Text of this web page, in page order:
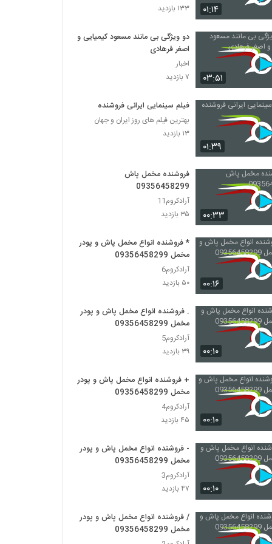
۱,۶۹۱ بازدید
دانلود فیلم را آبی ابریشم با لینک مستقیم و
کیفیت عالی
دانلود فیلم سینمایی دزد
دانلود فیلم دزد با لینک مستقیم و کیفیت عالی
۱,۰۲۳ بازدید
فیلم ایرانی بی خداحافظی
۲,۹۲۸ بازدید
فیلم ایرانی مادر قلب اتمی
۱,۰۸۹ بازدید
دانلود فیلم شمعی در باد به کارگردانی پوران
درخشنده
۱,۱۴۱ بازدید
دانلود فیلم نشانی (1386)
۶۶۱ بازدید
دانلود فیلم از ایران یک جدایی به کارگردانی آزاده
موسوی
۵۰۱ بازدید
دانلود فیلم سینمایی برادرم خسرو
۱,۱۴۹ بازدید
دانلود فیلم بچگیتو فراموش نکن (1394)
۲,۶۱۵ بازدید
۰۱:۱۴
۱۳۳ بازدید
۰۳:۵۱
دو ویژگی بی مانند مسعود کیمیایی و
اصغر فرهادی
اخبار
۷ بازدید
۰۱:۳۹
فیلم سینمایی ایرانی فروشنده
بهترین فیلم های روز ایران و جهان
۱۳ بازدید
۰۰:۳۳
فروشنده مخمل پاش
09356458299
آرادکروم11
۳۵ بازدید
۰۰:۱۶
* فروشنده انواع مخمل پاش و پودر
مخمل 09356458299
آرادکروم6
۵۰ بازدید
۰۰:۱۰
. فروشنده انواع مخمل پاش و پودر
مخمل 09356458299
آرادکروم5
۳۹ بازدید
۰۰:۱۰
+ فروشنده انواع مخمل پاش و پودر
مخمل 09356458299
آرادکروم4
۴۵ بازدید
۰۰:۱۰
- فروشنده انواع مخمل پاش و پودر
مخمل 09356458299
آرادکروم3
۴۷ بازدید
/ فروشنده انواع مخمل پاش و پودر
مخمل 09356458299